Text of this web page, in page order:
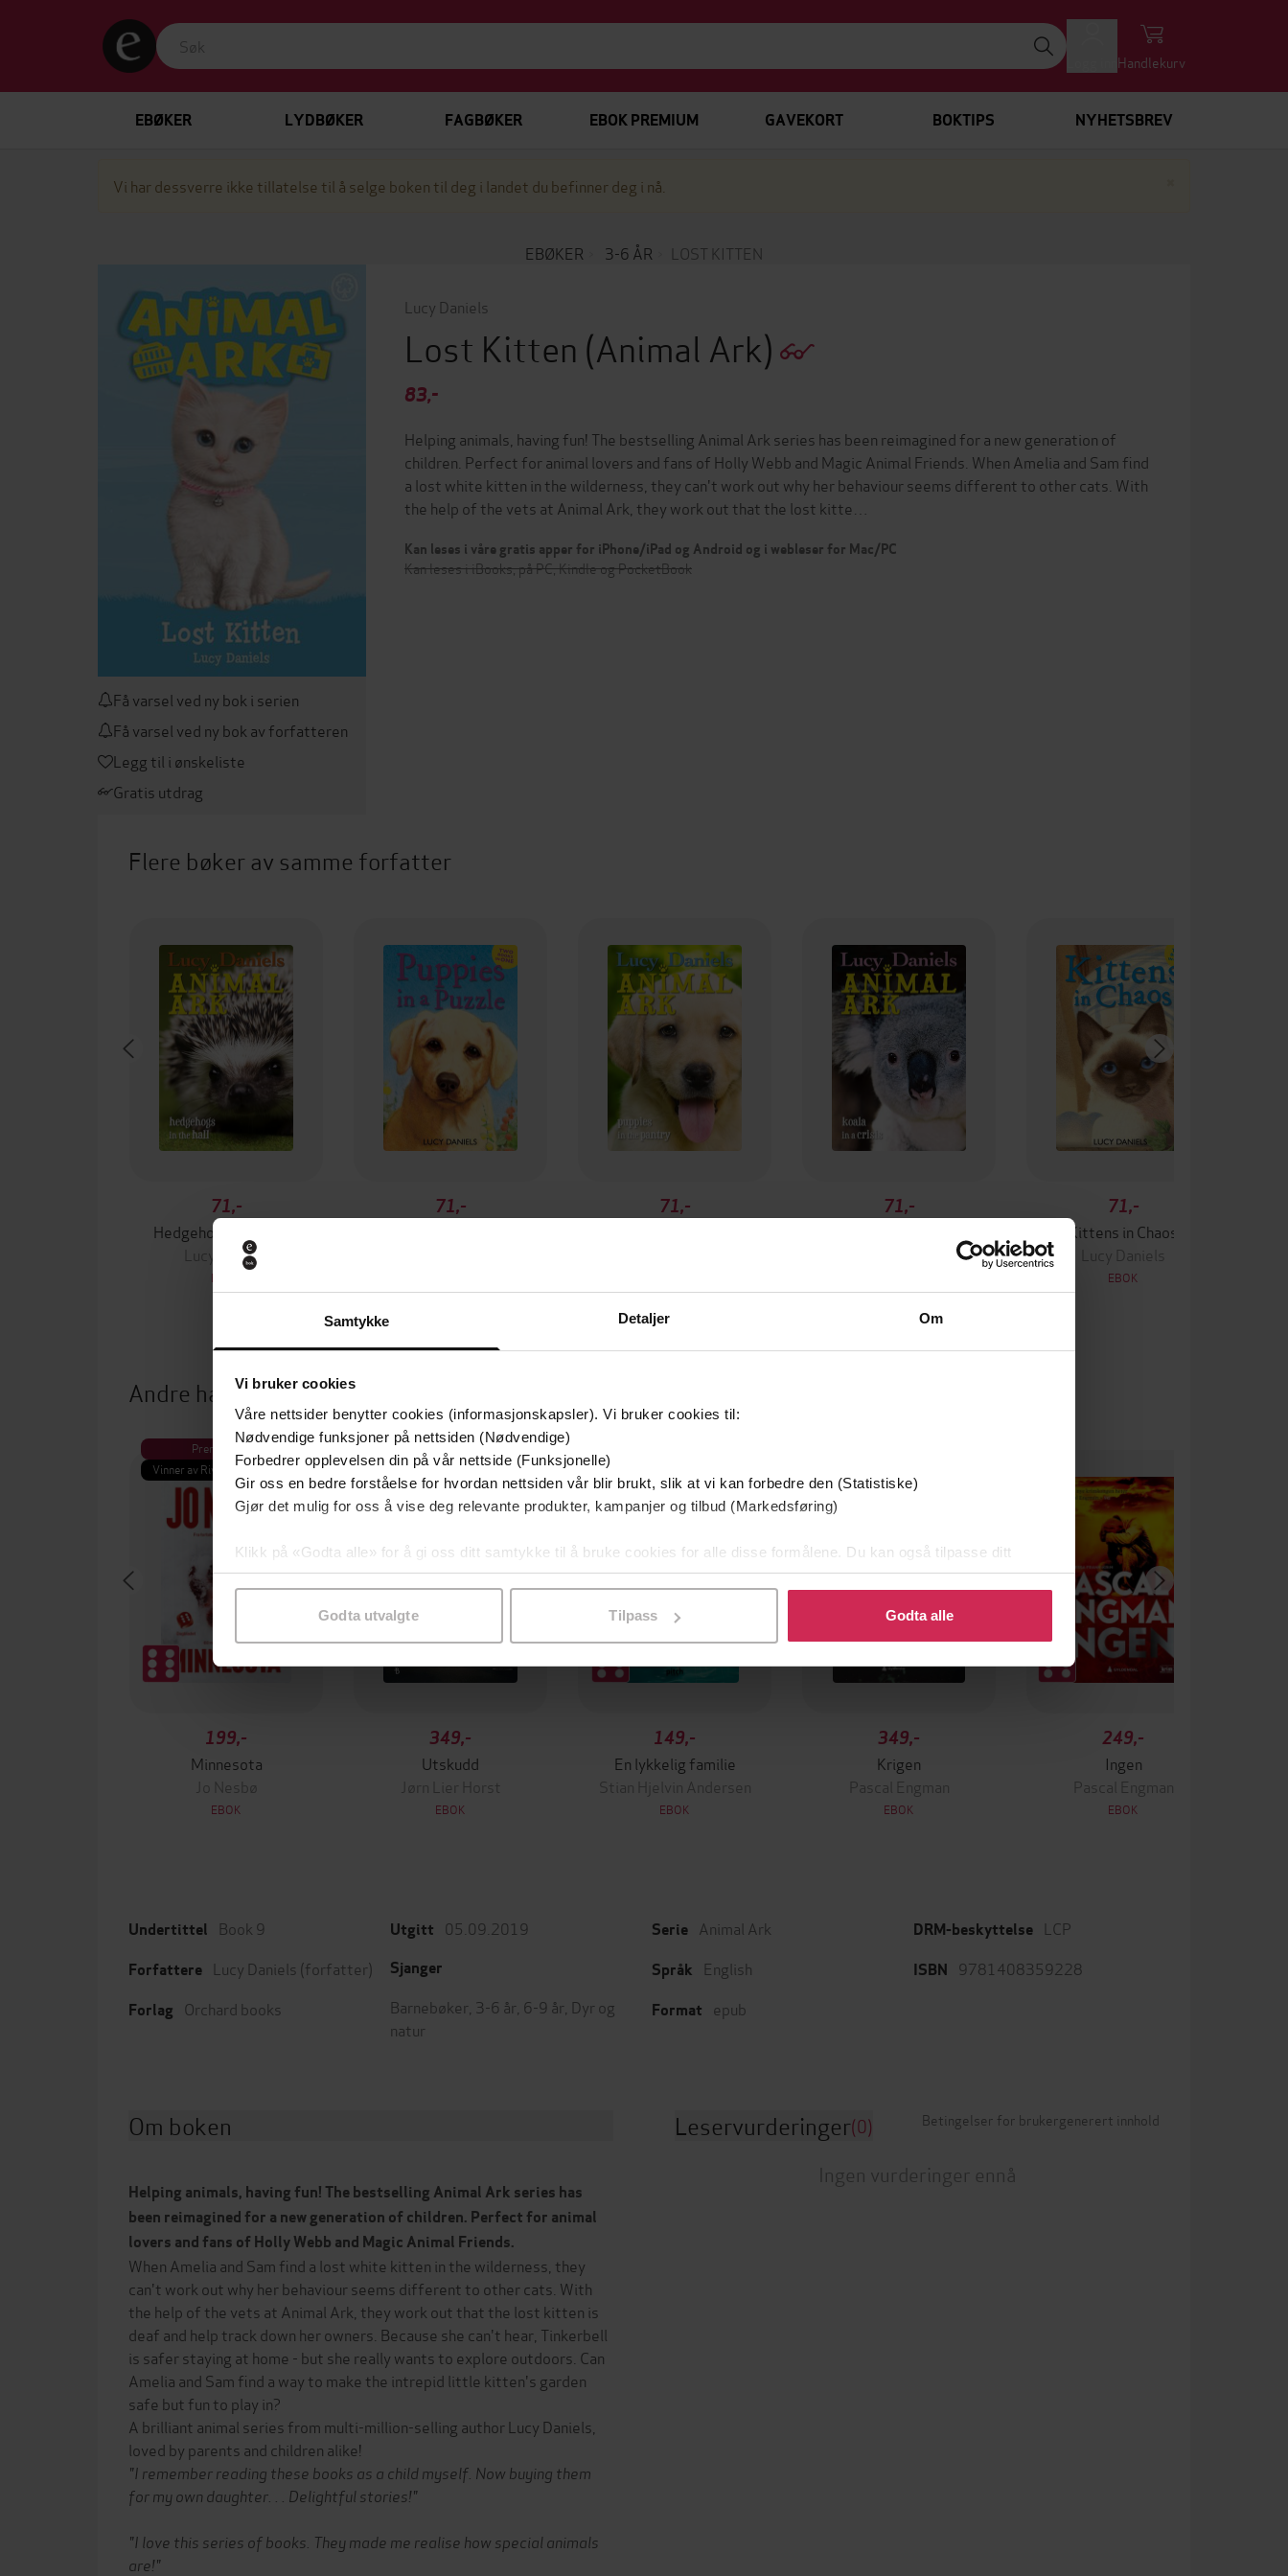
Samtykke Detaljer Om
Vi bruker cookies
Våre nettsider benytter cookies (informasjonskapsler). Vi bruker cookies til:
Nødvendige funksjoner på nettsiden (Nødvendige)
Forbedrer opplevelsen din på vår nettside (Funksjonelle)
Gir oss en bedre forståelse for hvordan nettsiden vår blir brukt, slik at vi kan forbedre den (Statistiske)
Gjør det mulig for oss å vise deg relevante produkter, kampanjer og tilbud (Markedsføring)
Klikk på «Godta alle» for å gi oss ditt samtykke til å bruke cookies for alle disse formålene. Du kan også tilpasse ditt
samtykke til spesifikke formål ved å klikke på «Tilpass». Du kan når som helst trekke tilbake eller endre ditt samtykke.
Godta utvalgte Tilpass Godta alle
Handlekurv
EBØKER LYDBØKER FAGBØKER EBOK PREMIUM GAVEKORT BOKTIPS NYHETSBREV
Vi har dessverre ikke tillatelse til å selge boken til deg i landet du befinner deg i nå.
EBØKER 3-6 ÅR LOST KITTEN
Få varsel ved ny bok i serien
Få varsel ved ny bok av forfatteren
Legg til i ønskeliste
Gratis utdrag
Lucy Daniels
Lost Kitten (Animal Ark)
83,-
Helping animals, having fun! The bestselling Animal Ark series has been reimagined for a new generation of
children. Perfect for animal lovers and fans of Holly Webb and Magic Animal Friends. When Amelia and Sam find
a lost white kitten in the wilderness, they can't work out why her behaviour seems different to other cats. With
the help of the vets at Animal Ark, they work out that the lost kitte…
Kan leses i våre gratis apper for iPhone/iPad og Android og i webleser for Mac/PC
Kan leses i iBooks, på PC, Kindle og PocketBook
Flere bøker av samme forfatter
71,-
Hedgehogs in the Hall
Lucy Daniels
EBOK
71,-
71,-
71,-
71,-
Kittens in Chaos
Lucy Daniels
EBOK
Andre har også kjøpt
Premium
Vinner av Rivertonprisen
199,-
Minnesota
Jo Nesbø
EBOK
Premium
Første gang på tilbud
349,-
Utskudd
Jørn Lier Horst
EBOK
149,-
En lykkelig familie
Stian Hjelvin Andersen
EBOK
349,-
Krigen
Pascal Engman
EBOK
249,-
Ingen
Pascal Engman
EBOK
Undertittel Book 9
Forfattere Lucy Daniels (forfatter)
Forlag Orchard books
Utgitt 05.09.2019
Sjanger
Barnebøker 3-6 år 6-9 år Dyr og
natur
Serie Animal Ark
Språk English
Format epub
DRM-beskyttelse LCP
ISBN 9781408359228
Om boken
Helping animals, having fun! The bestselling Animal Ark series has
been reimagined for a new generation of children. Perfect for animal
lovers and fans of Holly Webb and Magic Animal Friends.
When Amelia and Sam find a lost white kitten in the wilderness, they
can't work out why her behaviour seems different to other cats. With
the help of the vets at Animal Ark, they work out that the lost kitten is
deaf and help track down her owners. Because she can't hear, Tinkerbell
is safer staying at home - but she really wants to explore outdoors. Can
Amelia and Sam find a way to make the intrepid little kitten's garden
safe but fun to play in?
A brilliant animal series from multi-million-selling author Lucy Daniels,
loved by parents and children alike!
"I remember reading these books as a child myself. Now buying them
for my own daughter. . . Delightful stories!"
"I love this series of books. They made me realise how special animals
are!"
Leservurderinger(0) Betingelser for brukergenerert innhold
Ingen vurderinger ennå